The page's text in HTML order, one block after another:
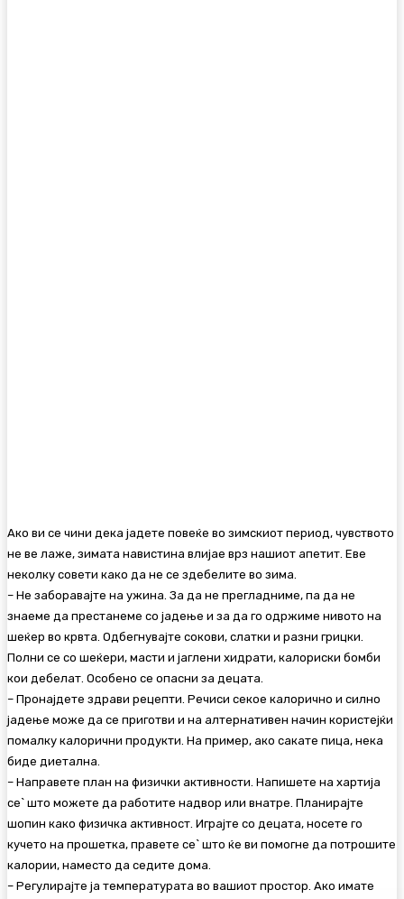
Ако ви се чини дека јадете повеќе во зимскиот период, чувството
не ве лаже, зимата навистина влијае врз нашиот апетит. Еве
неколку совети како да не се здебелите во зима.
– Не заборавајте на ужина. За да не прегладниме, па да не
знаеме да престанеме со јадење и за да го одржиме нивото на
шеќер во крвта. Одбегнувајте сокови, слатки и разни грицки.
Полни се со шеќери, масти и јаглени хидрати, калориски бомби
кои дебелат. Особено се опасни за децата.
– Пронајдете здрави рецепти. Речиси секое калорично и силно
јадење може да се приготви и на алтернативен начин користејќи
помалку калорични продукти. На пример, ако сакате пица, нека
биде диетална.
– Направете план на физички активности. Напишете на хартија
се` што можете да работите надвор или внатре. Планирајте
шопин како физичка активност. Играјте со децата, носете го
кучето на прошетка, правете се` што ќе ви помогне да потрошите
калории, наместо да седите дома.
– Регулирајте ја температурата во вашиот простор. Ако имате